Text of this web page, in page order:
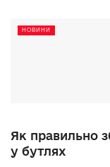
НОВИНИ
Як правильно
у бутлях